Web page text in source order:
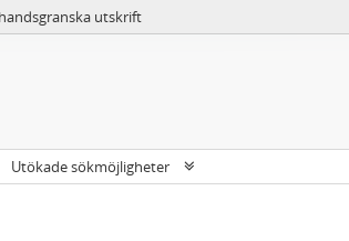
utskrift
Utökade sökmöjligheter